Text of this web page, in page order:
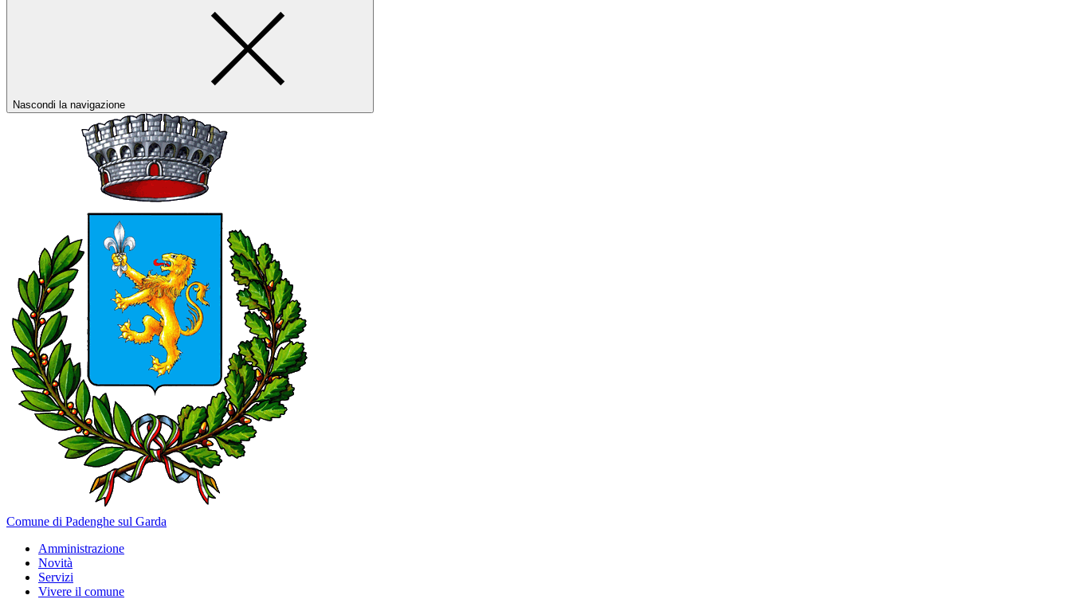
Nascondi la navigazione
Comune di Padenghe sul Garda
Amministrazione
Novità
Servizi
Vivere il comune